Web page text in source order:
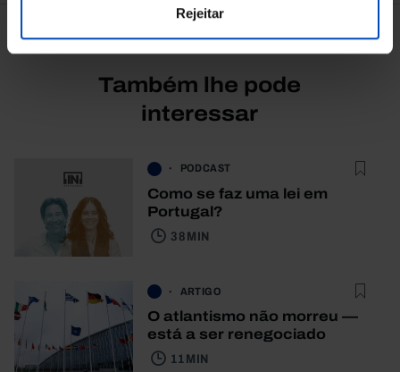
Rejeitar
Também lhe pode
interessar
PODCAST
Como se faz uma lei em
Portugal?
38 MIN
ARTIGO
O atlantismo não morreu —
está a ser renegociado
11 MIN